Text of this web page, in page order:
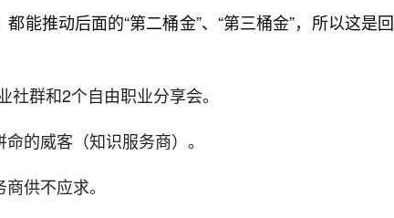
能推动后面的“第二桶金”、“第三桶金”，所以这是回
群和2个自由职业分享会。
的威客（知识服务商）。
供不应求。